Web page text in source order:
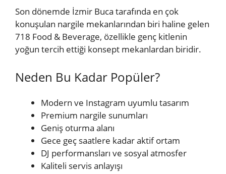
Son dönemde İzmir Buca tarafında en çok
konuşulan nargile mekanlarından biri haline gelen
718 Food & Beverage, özellikle genç kitlenin
yoğun tercih ettiği konsept mekanlardan biridir.
Neden Bu Kadar Popüler?
Modern ve Instagram uyumlu tasarım
Premium nargile sunumları
Geniş oturma alanı
Gece geç saatlere kadar aktif ortam
DJ performansları ve sosyal atmosfer
Kaliteli servis anlayışı